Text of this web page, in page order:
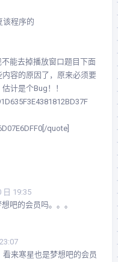
该程序的
能去掉播放窗口题目下面
内容的原因了，原来必须要
计是个Bug！！
quote]
日 19:35
吧的会员吗。。。
来寒星也是梦想吧的会员